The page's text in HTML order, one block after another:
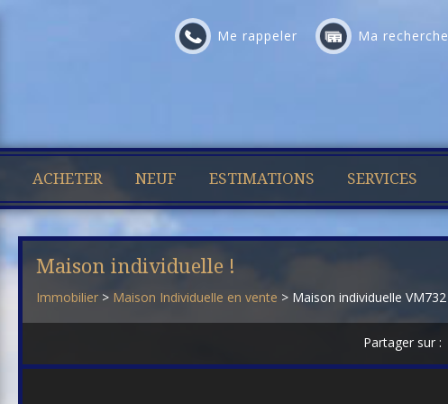
Me rappeler Ma recherche
ACHETER NEUF ESTIMATIONS SERVICES
Maison individuelle !
Immobilier > Maison Individuelle en vente > Maison individuelle VM732
Partager sur :